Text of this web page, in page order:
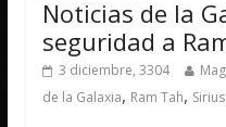
Noticias de la
seguridad a
3 diciembre, 3304
de la Galaxia, Ram Tah,